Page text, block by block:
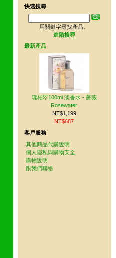
快速搜尋
用關鍵字尋找產品。
進階搜尋
最新產品
瑰柏翠100ml 淡香水 - 薔薇
Rosewater
NT$1,199
NT$687
客戶服務
其他商品代購說明
個人隱私與購物安全
購物說明
跟我們聯絡